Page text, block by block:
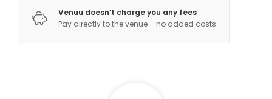
Venuu doesn’t charge you any fees
Pay directly to the venue – no added costs